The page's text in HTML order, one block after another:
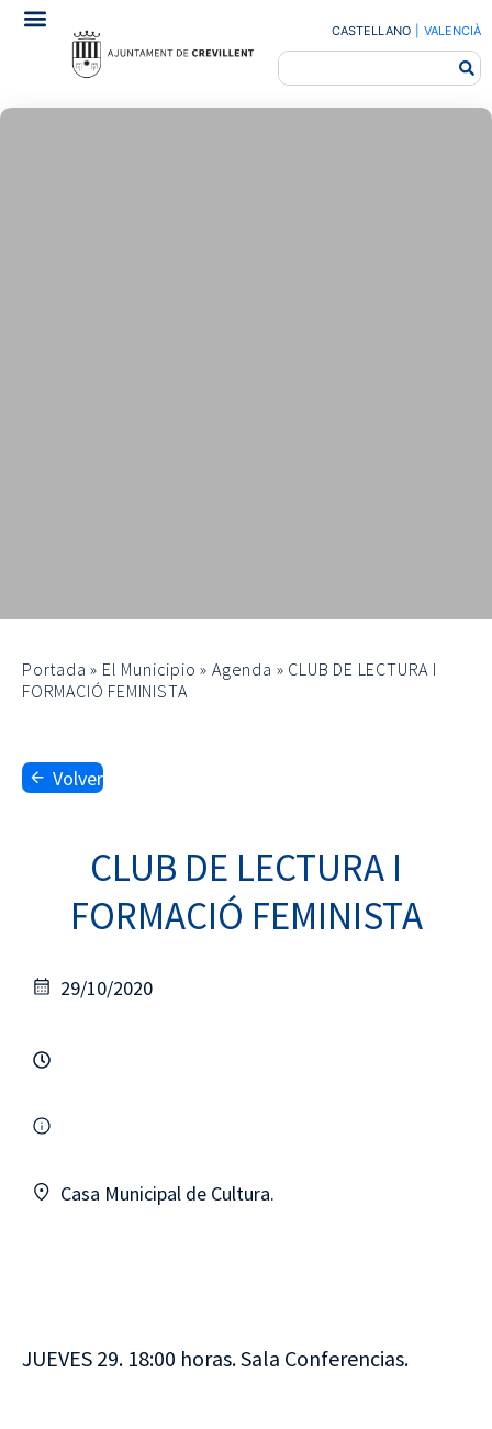
CASTELLANO VALENCIÀ
Portada » El Municipio »Agenda » CLUB DE LECTURA I
FORMACIÓ FEMINISTA
Volver
CLUB DE LECTURA I
FORMACIÓ FEMINISTA
29/10/2020
Casa Municipal de Cultura.
JUEVES 29. 18:00 horas. Sala Conferencias.